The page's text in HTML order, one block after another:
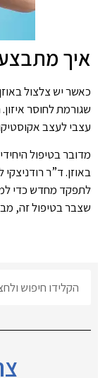
איך
כאשר יש צלצול
שגורמת לחוסר
עצבי לעצב
מדובר בטיפול
באוזן. ד”ר
לתפקד מחדש כדי
שצבר בטיפול זה,